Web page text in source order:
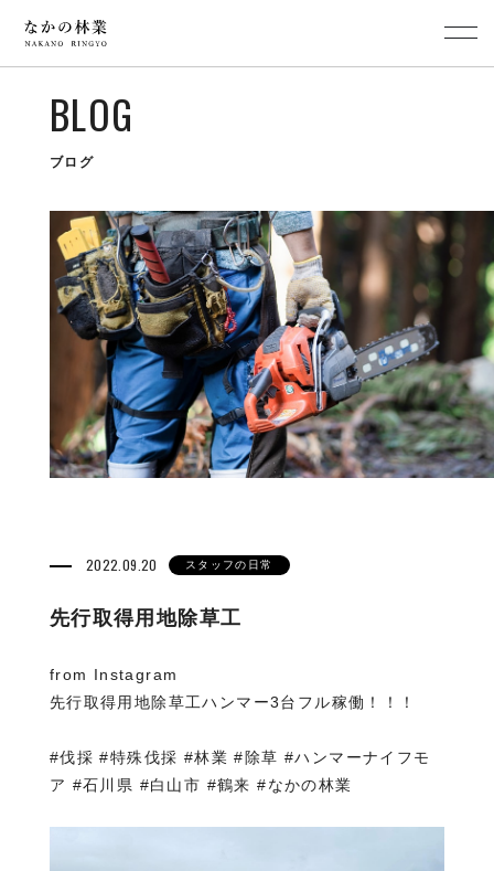
BLOG
ブログ
2022.09.20 スタッフの日常
先行取得用地除草工
from Instagram
先行取得用地除草工ハンマー3台フル稼働！！！
#伐採 #特殊伐採 #林業 #除草 #ハンマーナイフモ
ア #石川県 #白山市 #鶴来 #なかの林業